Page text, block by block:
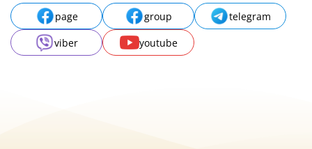
page group
telegram
viber
youtube